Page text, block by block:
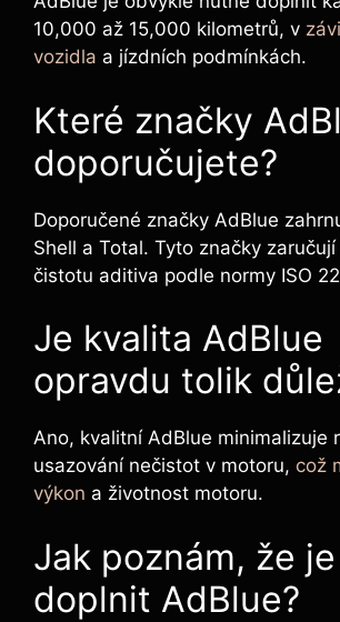
10,000 až 15,000 kilometrů, v
vozidla a jízdních podmínkách.
Které značky
doporučujete?
Doporučené značky AdBlue
Shell a Total. Tyto značky
čistotu aditiva podle normy ISO
Je kvalita AdBlue
opravdu tolik
Ano, kvalitní AdBlue minimalizuje
usazování nečistot v motoru, což
výkon a životnost motoru.
Jak poznám, že
doplnit AdBlue?